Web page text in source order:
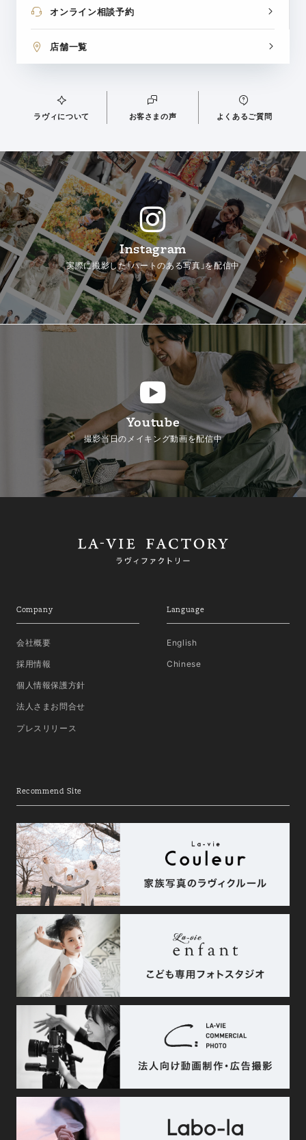
オンライン相談予約
店舗一覧
ラヴィについて お客さまの声 よくあるご質問
Instagram
実際に撮影した「ハートのある写真」を配信中
Youtube
撮影当日のメイキング動画を配信中
Company
会社概要
採用情報
個人情報保護方針
法人さまお問合せ
プレスリリース
Language
English
Chinese
Recommend Site